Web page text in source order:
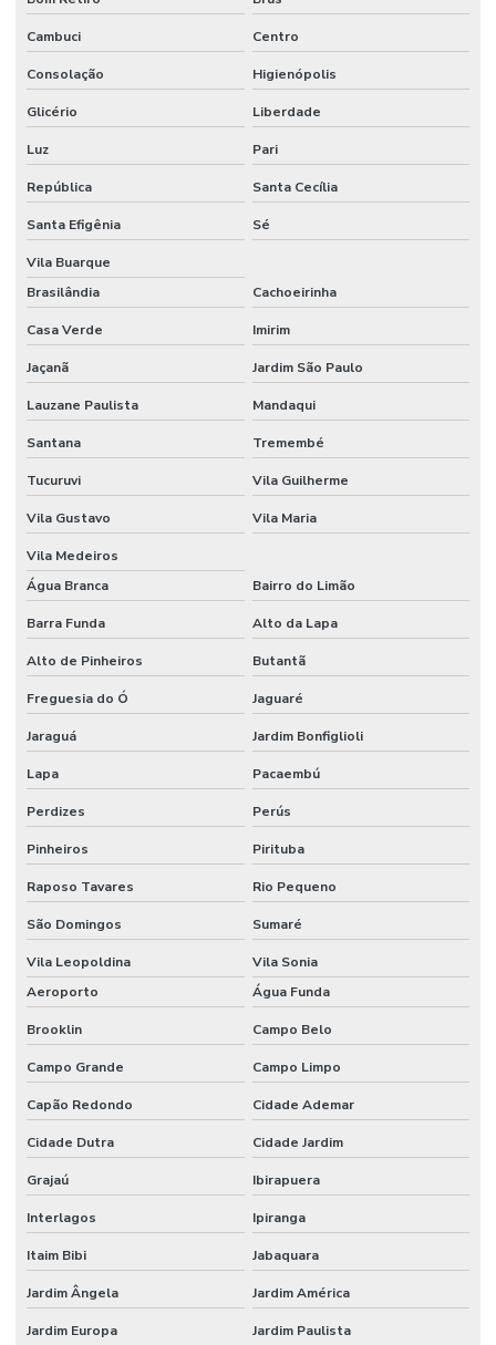
Etiquetas Adesivas Para Caixas
Etiquetas Adesivas Para Embalagens
Etiquetas Adesivas Para Impressora
Etiquetas Adesivas Para Móveis
Etiquetas Adesivas Para Móveis Minas Gerais
Etiquetas Adesivas Personalizadas
Etiquetas Adesivas Personalizadas Em Santa Catarina
Etiquetas Adesivas Removíveis
Etiquetas Adesivas Resistentes Para Sacaria
Etiquetas Adesivas Sem Resíduo
Etiquetas Adesivas Térmicas Para Identificação
Etiquetas Autocolantes
Etiquetas Autocolantes Personalizadas
Etiquetas Bopp Adesiva
Etiquetas Bopp Adesiva Para Câmara Fria
Etiquetas Bopp Adesiva Para Congelados
Etiquetas Bopp Adesiva Para Identificação De Produtos
Etiquetas Bopp Para Laboratório
Etiquetas Bopp Removíveis Paraná
Etiquetas Bopp Removíveis Santa Catarina
Etiquetas Bopp Sem Cola Para Vidros
Etiquetas Couche Adesivas Sem Resíduo
Etiquetas Couche Sem Resíduo
Etiquetas Nylon Resinado Para Fabricação De Colchões
Etiquetas Nylon Resinado Sem Corte Minas Gerais
Etiquetas Para Encomendas Em Minas Gerais
Etiquetas Para Impressora Grande Demanda
Etiquetas Para Móveis E Vidros
Etiquetas Para Superfícies Removíveis
Cambuci Centro
Consolação Higienópolis
Glicério Liberdade
Luz Pari
República Santa Cecília
Santa Efigênia Sé
Vila Buarque
Brasilândia
Cachoeirinha
Casa Verde Imirim
Jaçanã Jardim São Paulo
Lauzane Paulista Mandaqui
Santana Tremembé
Tucuruvi Vila Guilherme
Vila Gustavo Vila Maria
Vila Medeiros
Água Branca
Bairro do Limão
Barra Funda Alto da Lapa
Alto de Pinheiros Butantã
Freguesia do Ó Jaguaré
Jaraguá Jardim Bonfiglioli
Lapa Pacaembú
Perdizes Perús
Pinheiros Pirituba
Raposo Tavares Rio Pequeno
São Domingos Sumaré
Vila Leopoldina
Vila Sonia
Aeroporto
Água Funda
Brooklin Campo Belo
Campo Grande Campo Limpo
Capão Redondo Cidade Ademar
Cidade Dutra Cidade Jardim
Grajaú Ibirapuera
Interlagos Ipiranga
Itaim Bibi Jabaquara
Jardim Ângela Jardim América
Jardim Europa Jardim Paulista